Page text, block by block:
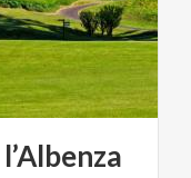
l’Albenza